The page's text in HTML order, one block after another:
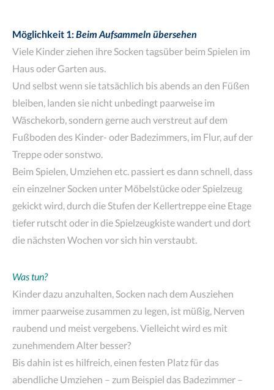
Möglichkeit 1:Beim Aufsammeln übersehen
Viele Kinder ziehen ihre Socken tagsüber beim Spielen im
Haus oder Garten aus.
Und selbst wenn sie tatsächlich bis abends an den Füßen
bleiben, landen sie nicht unbedingt paarweise im
Wäschekorb, sondern gerne auch verstreut auf dem
Fußboden des Kinder- oder Badezimmers, im Flur, auf der
Treppe oder sonstwo.
Beim Spielen, Umziehen etc. passiert es dann schnell, dass
ein einzelner Socken unter Möbelstücke oder Spielzeug
gekickt wird, durch die Stufen der Kellertreppe eine Etage
tiefer rutscht oder in die Spielzeugkiste wandert und dort
die nächsten Wochen vor sich hin verstaubt.
Was tun?
Kinder dazu anzuhalten, Socken nach dem Ausziehen
immer paarweise zusammen zu legen, ist müßig, Nerven
raubend und meist vergebens. Vielleicht wird es mit
zunehmendem Alter besser?
Bis dahin ist es hilfreich, einen festen Platz für das
abendliche Umziehen – zum Beispiel das Badezimmer –